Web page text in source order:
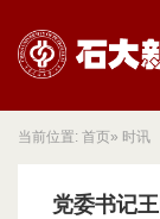
当前位置: 首页» 时讯
党委书记